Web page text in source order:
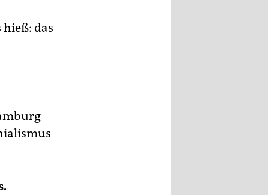
hieß: das